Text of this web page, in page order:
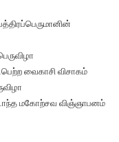
வைகாசி விசாகம்
மகோற்சவ விஞ்ஞாபனம்